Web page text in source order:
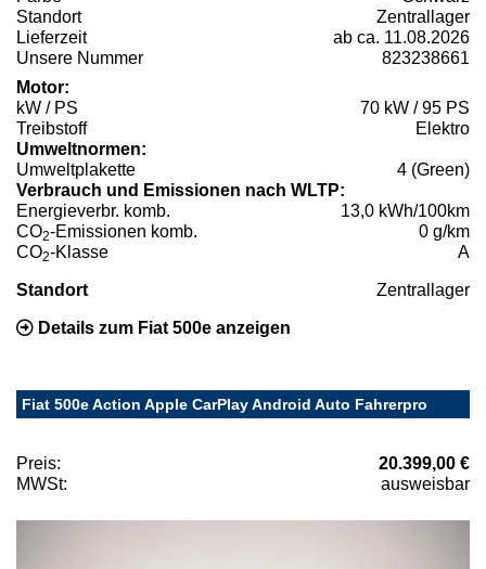
Standort
Zentrallager
Lieferzeit
ab ca. 11.08.2026
Unsere Nummer
823238661
Motor:
kW / PS
70 kW / 95 PS
Treibstoff
Elektro
Umweltnormen:
Umweltplakette
4 (Green)
Verbrauch und Emissionen nach WLTP:
Energieverbr. komb.
13,0 kWh/100km
CO2-Emissionen komb.
0 g/km
CO2-Klasse A
Standort Zentrallager
Details zum Fiat 500e anzeigen
Fiat 500e Action Apple CarPlay Android Auto Fahrerpro
Preis:
20.399,00 €
MWSt:
ausweisbar